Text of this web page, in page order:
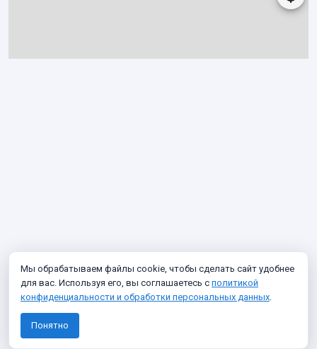
Мы обрабатываем файлы cookie, чтобы сделать сайт удобнее
для вас. Используя его, вы соглашаетесь с политикой
конфиденциальности и обработки персональных данных.
Понятно